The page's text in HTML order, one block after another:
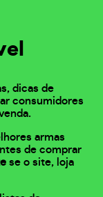
dicas de
consumidores
armas
de comprar
se o site, loja